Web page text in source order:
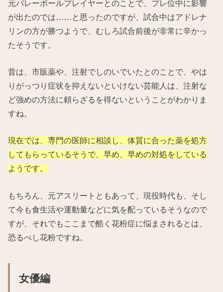
元バレーボールプレイヤーとのことで、プレ位中に影響
が出たのでは……と思ったのですが、試合中はアドレナ
リンの方が勝つようで、むしろ試合前後が非常に辛かっ
たそうです。
昔は、市販薬や、注射でしのいでいたとのことで、やは
りがっつり症状を抑えないといけない芸能人は、注射な
ど強めの方法に頼らざるを得ないということがわかりま
すね。
現在では、専門の医師に相談し、体質に合った薬を処方
してもらっているそうで、早め、早めの対処をしている
ようです。
もちろん、元アスリートともあって、現役時代も、そし
て今も食生活や運動量などに気を配っているそうなので
すが、それでもここまで酷く花粉症に悩まされるとは、
恐るべし花粉ですね。
女優編